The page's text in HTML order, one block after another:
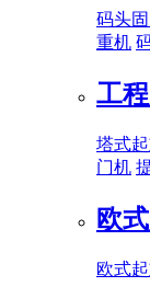
码头
重机
工
塔式
门机
欧
欧式